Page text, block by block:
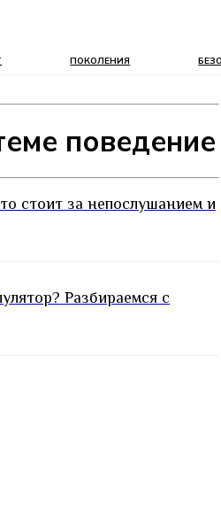
ПОКОЛЕНИЯ
поведение
стоит за непослушанием и
Разбираемся с